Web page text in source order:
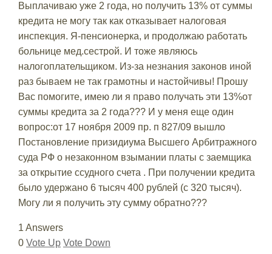
Выплачиваю уже 2 года, но получить 13% от суммы
кредита не могу так как отказывает налоговая
инспекция. Я-пенсионерка, и продолжаю работать
больнице мед.сестрой. И тоже являюсь
налогоплательщиком. Из-за незнания законов иной
раз бываем не так грамотны и настойчивы! Прошу
Вас помогите, имею ли я право получать эти 13%от
суммы кредита за 2 года??? И у меня еще один
вопрос:от 17 ноября 2009 пр. п 827/09 вышло
Постановление призидиума Высшего Арбитражного
суда РФ о незаконном взымании платы с заемщика
за открытие ссудного счета . При получении кредита
было удержано 6 тысяч 400 рублей (с 320 тысяч).
Могу ли я получить эту сумму обратно???
1 Answers
0 Vote Up Vote Down